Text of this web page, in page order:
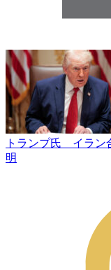
トランプ氏 イラン
明